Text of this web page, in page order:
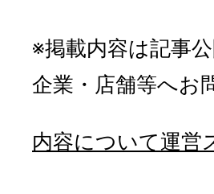
※掲載内容は記事
企業・店舗等へお
内容について運営